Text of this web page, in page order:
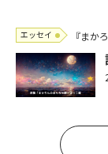
エッセイ 『まか